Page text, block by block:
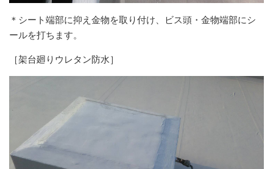
＊シート端部に抑え金物を取り付け、ビス頭・金物端部にシ
ールを打ちます。
［架台廻りウレタン防水］